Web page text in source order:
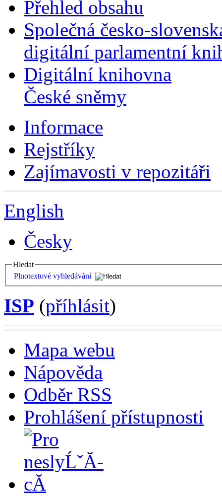
Přehled obsahu
Společná česko-
digitální parlamentní
Digitální knihovna
České sněmy
Informace
Rejstříky
Zajímavosti v repozitáři
English
Česky
Hledat
Plnotextové vyhledávání
ISP (příhlásit)
Mapa webu
Nápověda
Odběr RSS
Prohlášení přístupnosti